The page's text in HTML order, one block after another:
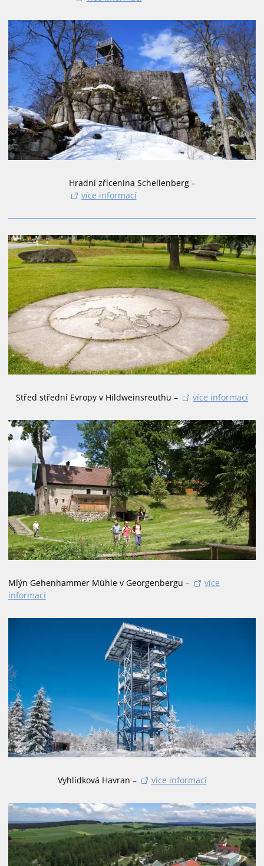
Hradní zřícenina Schellenberg –
více informací
Střed střední Evropy v Hildweinsreuthu – více informací
Mlýn Gehenhammer Mühle v Georgenbergu –
více
informací
Vyhlídková Havran – více informací